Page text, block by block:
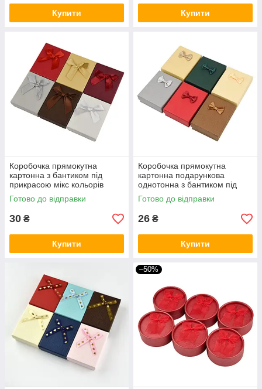
Купити Купити
Коробочка прямокутна
картонна з бантиком під
прикрасою мікс кольорів
розмір 7/9/3 см паковання 12
штук
Готово до відправки
30 ₴
Купити
Коробочка прямокутна
картонна подарункова
однотонна з бантиком під
набір розмір 7/9/3 см 12 шт. в
пакованні
Готово до відправки
26 ₴
Купити
–50%